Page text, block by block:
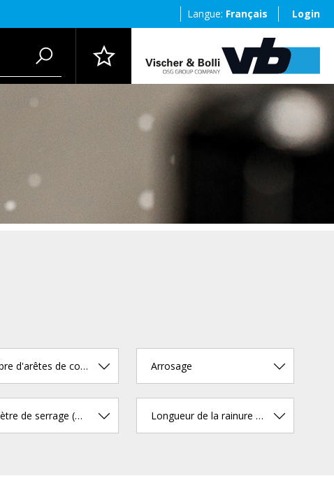
Langue: Français Login
Nombre d'arêtes de coupe Arrosage
Diamètre de serrage (mm) Longueur de la rainure à copeaux (mm)